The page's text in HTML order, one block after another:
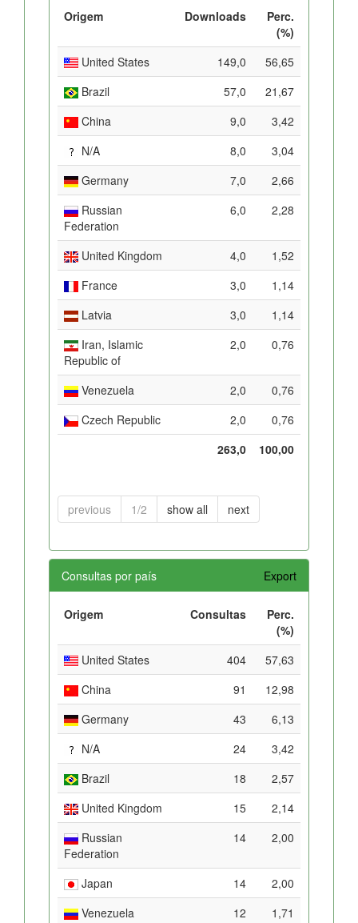
Origem Downloads
Perc.
(%)
United States
149,0
56,65
Brazil
57,0
21,67
China
9,0
3,42
N/A
8,0
3,04
Germany
7,0
2,66
Russian
Federation
6,0 2,28
United Kingdom 4,0
1,52
France
3,0
1,14
Latvia
3,0
1,14
Iran, Islamic
Republic of
2,0 0,76
Venezuela 2,0
0,76
Czech Republic
2,0
0,76
263,0
100,00
previous 1/2 show all next
Consultas por país Export
Origem Consultas
Perc.
(%)
United States
404
57,63
China
91
12,98
Germany
43
6,13
N/A
24
3,42
Brazil
18
2,57
United Kingdom
15
2,14
Russian
Federation
14 2,00
Japan 14
2,00
Venezuela
12
1,71